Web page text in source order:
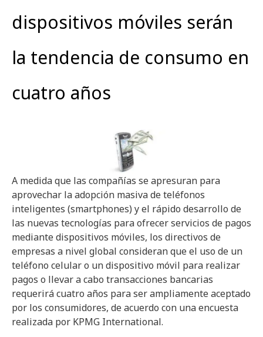
dispositivos móviles serán
la tendencia de consumo en
cuatro años
A medida que las compañías se apresuran para
aprovechar la adopción masiva de teléfonos
inteligentes (smartphones) y el rápido desarrollo de
las nuevas tecnologías para ofrecer servicios de pagos
mediante dispositivos móviles, los directivos de
empresas a nivel global consideran que el uso de un
teléfono celular o un dispositivo móvil para realizar
pagos o llevar a cabo transacciones bancarias
requerirá cuatro años para ser ampliamente aceptado
por los consumidores, de acuerdo con una encuesta
realizada por KPMG International.